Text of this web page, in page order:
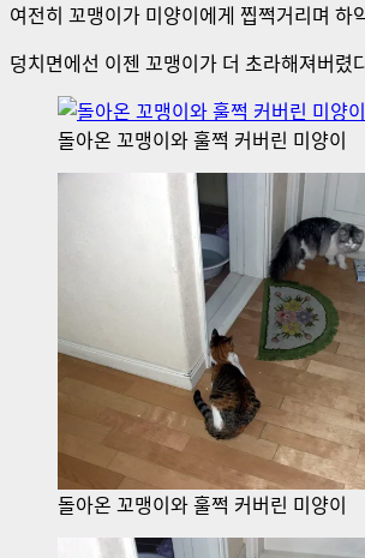
여전히 꼬맹이가 미양이에게 찝쩍거리며 하
덩치면에선 이젠 꼬맹이가 더 초라해져버렸
돌아온 꼬맹이와 훌쩍 커버린 미양이
돌아온 꼬맹이와 훌쩍 커버린 미양이